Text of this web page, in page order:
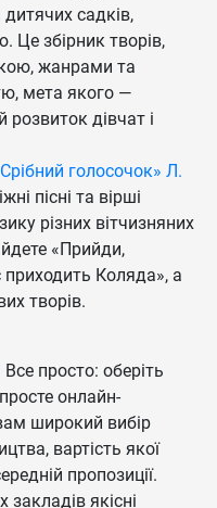
садків,
Це збірник творів,
жанрами та
мета якого —
розвиток дівчат і
голосочок» Л.
пісні та вірші
різних вітчизняних
«Прийди,
Коляда», а
творів.
просто: оберіть
онлайн-
широкий вибір
вартість якої
пропозиції.
якісні